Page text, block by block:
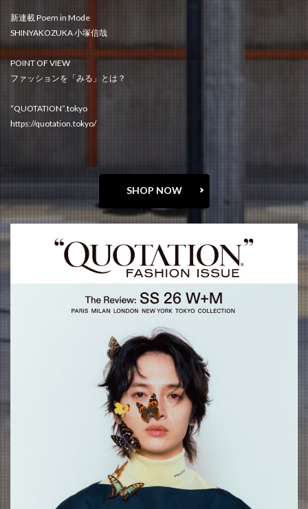
新連載 Poem in Mode
SHINYAKOZUKA 小塚信哉
POINT OF VIEW
ファッションを「みる」とは？
“QUOTATION”.tokyo
https://quotation.tokyo/
SHOP NOW